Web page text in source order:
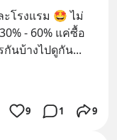
โรงแรม 🤩 ไม่
- 60% แค่ซื้อ
กันบ้างไปดูกัน
9 1 9